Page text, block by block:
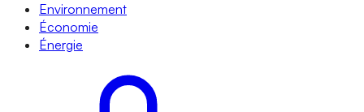
Environnement
Économie
Énergie